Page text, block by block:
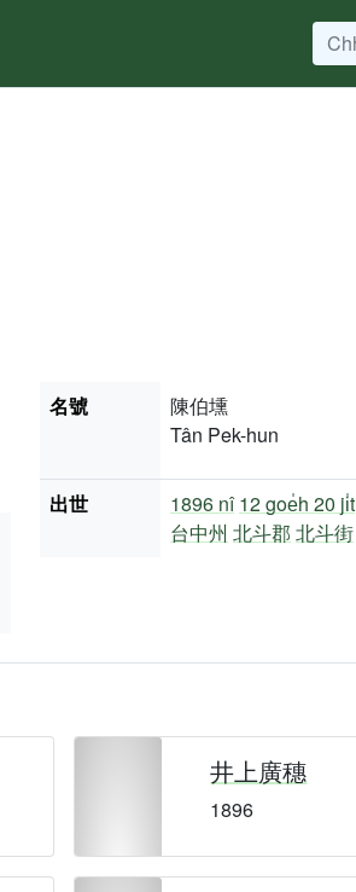
名號
陳伯壎
Tân Pek-hun
出世 1896 nî 12 goe̍h 20 ji̍t
台中州 北斗郡 北斗街
井上廣穗
1896